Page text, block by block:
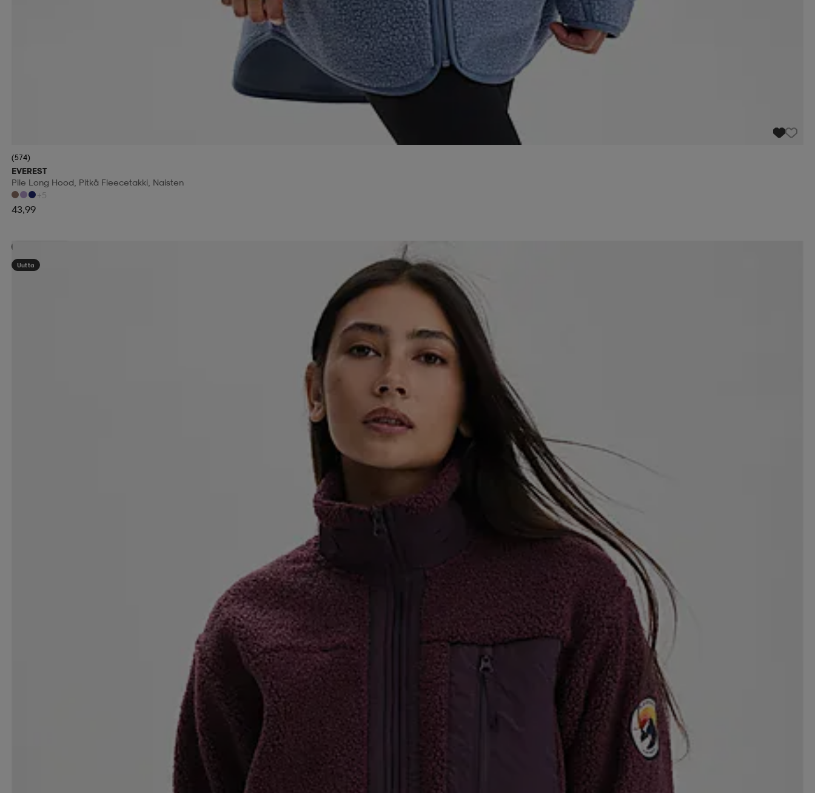
(574)
EVEREST
Pile Long Hood, Pitkä Fleecetakki, Naisten
+5
43,99
Uutta